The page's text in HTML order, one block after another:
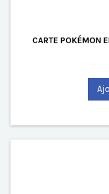
CARTE POKÉMON